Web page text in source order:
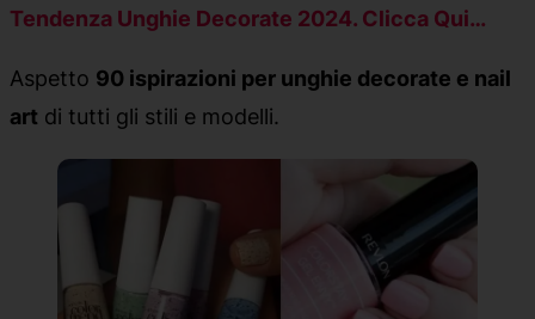
Tendenza Unghie Decorate 2024. Clicca Qui…
Aspetto 90 ispirazioni per unghie decorate e nail
art di tutti gli stili e modelli.